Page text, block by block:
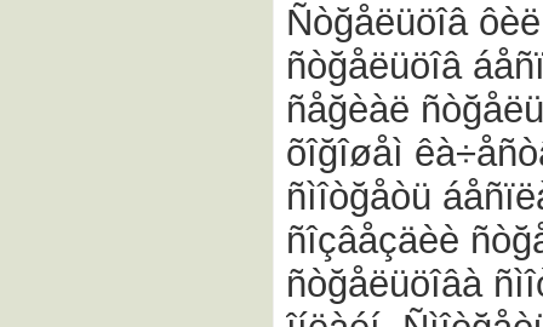
Ñòğåëüöîâ
ñòğåëüöîâ
ñåğèàë
õîğîøåì
ñìîòğåòü
ñîçâåçäèè
ñòğåëüöîâà